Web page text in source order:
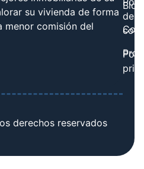
su vivienda de forma
menor comisión del
Blog
de
derechos reservados